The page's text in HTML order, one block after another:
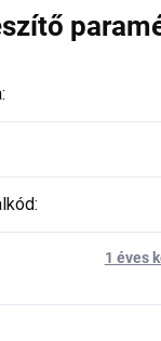
:
:
1 éves